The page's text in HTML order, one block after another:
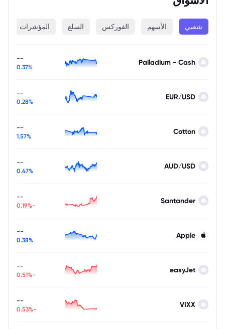
شعبي الأسهم الفوركس السلع المؤشرات
Palladium - Cash
--
0.37%
EUR/USD
--
0.28%
Cotton
--
1.57%
AUD/USD
--
0.47%
Santander
--
-0.19%
Apple
--
0.38%
easyJet
--
-0.51%
VIXX
--
-0.53%